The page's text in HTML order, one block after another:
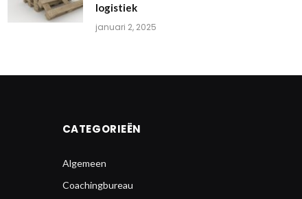
logistiek
januari 2, 2025
CATEGORIEËN
Algemeen
Coachingbureau